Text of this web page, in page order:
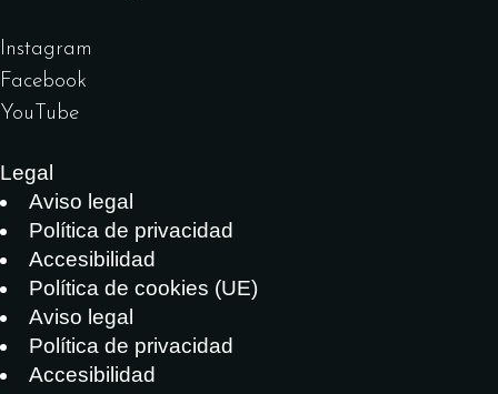
Instagram
Facebook
YouTube
Legal
Aviso legal
Política de privacidad
Accesibilidad
Política de cookies (UE)
Aviso legal
Política de privacidad
Accesibilidad